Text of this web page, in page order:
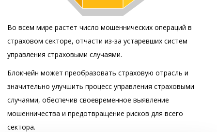
Во всем мире растет число мошеннических операций в
страховом секторе, отчасти из-за устаревших систем
управления страховыми случаями.
Блокчейн может преобразовать страховую отрасль и
значительно улучшить процесс управления страховыми
случаями, обеспечив своевременное выявление
мошенничества и предотвращение рисков для всего
сектора.